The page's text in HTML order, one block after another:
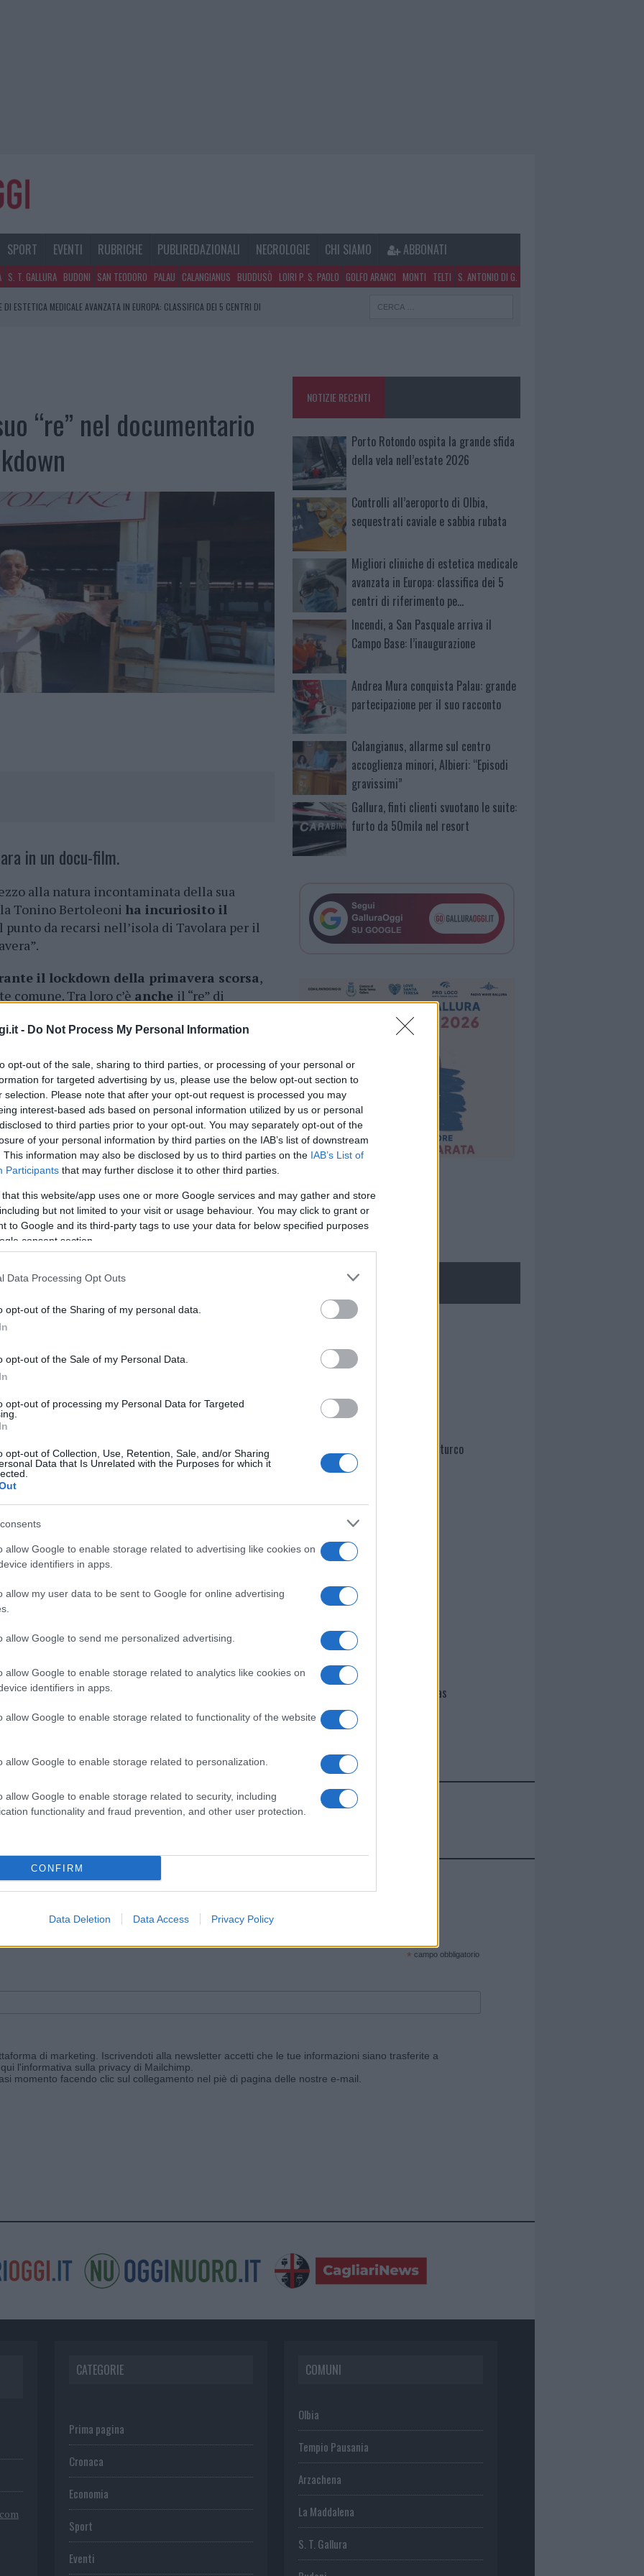
- Do Not Process My Personal Information
opt-out of the sale, sharing to third parties, or processing of your personal or
for targeted advertising by us, please use the below opt-out section to
selection. Please note that after your opt-out request is processed you may
interest-based ads based on personal information utilized by us or personal
to third parties prior to your opt-out. You may separately opt-out of the
of your personal information by third parties on the IAB’s list of downstream
This information may also be disclosed by us to third parties on the IAB’s List of
Participants that may further disclose it to other third parties.
that this website/app uses one or more Google services and may gather and store
but not limited to your visit or usage behaviour. You may click to grant or
to Google and its third-party tags to use your data for below specified purposes
consent section.
Data Processing Opt Outs
opt-out of the Sharing of my personal data.
opt-out of the Sale of my Personal Data.
opt-out of processing my Personal Data for Targeted
opt-out of Collection, Use, Retention, Sale, and/or Sharing
Data that Is Unrelated with the Purposes for which it
allow Google to enable storage related to advertising like cookies on
identifiers in apps.
allow my user data to be sent to Google for online advertising
allow Google to send me personalized advertising.
allow Google to enable storage related to analytics like cookies on
identifiers in apps.
allow Google to enable storage related to functionality of the website
allow Google to enable storage related to personalization.
allow Google to enable storage related to security, including
functionality and fraud prevention, and other user protection.
CONFIRM
Data Deletion Data Access Privacy Policy
SPORT EVENTI RUBRICHE PUBLIREDAZIONALI NECROLOGIE CHI SIAMO ABBONATI
S. T. GALLURA BUDONI SAN TEODORO PALAU CALANGIANUS BUDDUSÒ LOIRI P. S. PAOLO GOLFO ARANCI MONTI TELTI S. ANTONIO DI G.
DI ESTETICA MEDICALE AVANZATA IN EUROPA: CLASSIFICA DEI 5 CENTRI DI
SEQUESTRATI CAVIALE E SABBIA RUBATA
“re” nel documentario
in un docu-film.
alla natura incontaminata della sua
Tonino Bertoleoni ha incuriosito il
punto da recarsi nell’isola di Tavolara per il
il lockdown della primavera scorsa,
comune. Tra loro c’è anche il “re” di
anni aveva trascorso due mesi tra la
ai piedi della maestosa montagna
l’interesse di Francesca Broglia,
Voltura, che con l’aiuto di un filmaker è
le riprese.
la storia della sua storica “dinastia“,
acque e la natura incontaminata di
nella sezione
NOTIZIE RECENTI
Porto Rotondo ospita la grande sfida
della vela nell’estate 2026
Controlli all’aeroporto di Olbia,
sequestrati caviale e sabbia rubata
Migliori cliniche di estetica medicale
avanzata in Europa: classifica dei 5
centri di riferimento pe…
Incendi, a San Pasquale arriva il
Campo Base: l’inaugurazione
Andrea Mura conquista Palau: grande
partecipazione per il suo racconto
Calangianus, allarme sul centro
accoglienza minori, Albieri: “Episodi
gravissimi”
Gallura, finti clienti svuotano le suite:
furto da 50mila nel resort
NECROLOGIE
Martina Agostina Diturco
I nostri cari
I nostri cari
Giovannimaria Cabras
Invia un Comunicato Stampa|Pubblicità|Segnala
e ricevi le nostre email periodiche contenenti le ultime notizie pubblicate sul sito web!
* campo obbligatorio
di marketing. Iscrivendoti alla newsletter accetti che le tue informazioni siano trasferite a
l'informativa sulla privacy di Mailchimp
momento facendo clic sul collegamento nel piè di pagina delle nostre e-mail.
CATEGORIE
Prima pagina
Cronaca
Economia
Sport
Eventi
COMUNI
Olbia
Tempio Pausania
Arzachena
La Maddalena
S. T. Gallura